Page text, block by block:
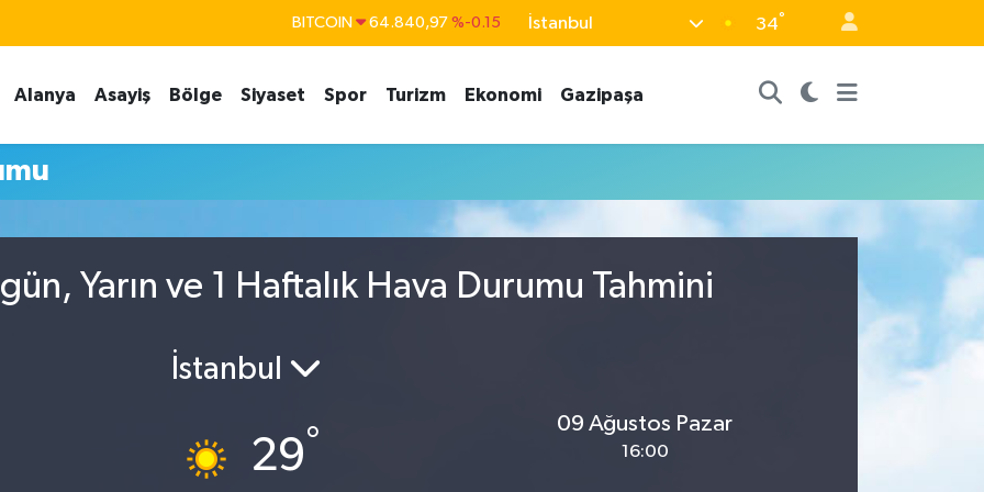
BITCOIN 64.840,97 %-0.15
EURO 55,2510 %0.32
STERLİN 64,4811 %0.38
İstanbul 34°
Alanya Asayiş Bölge Siyaset Spor Turizm Ekonomi Gazipaşa
Yarın ve 1 Haftalık Hava Durumu Tahmini
İstanbul
29°
09 Ağustos Pazar
16:00